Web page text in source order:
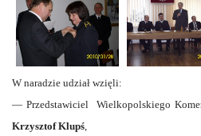
W naradzie udział wzięli:
— Przedstawiciel Wielkopolskiego
Krzysztof Klupś